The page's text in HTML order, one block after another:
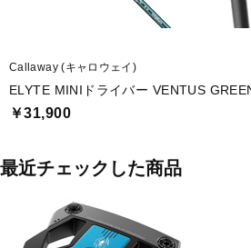
Callaway (キャロウェイ)
ELYTE MINIドライバー VENTUS
￥31,900
最近チェックした商品